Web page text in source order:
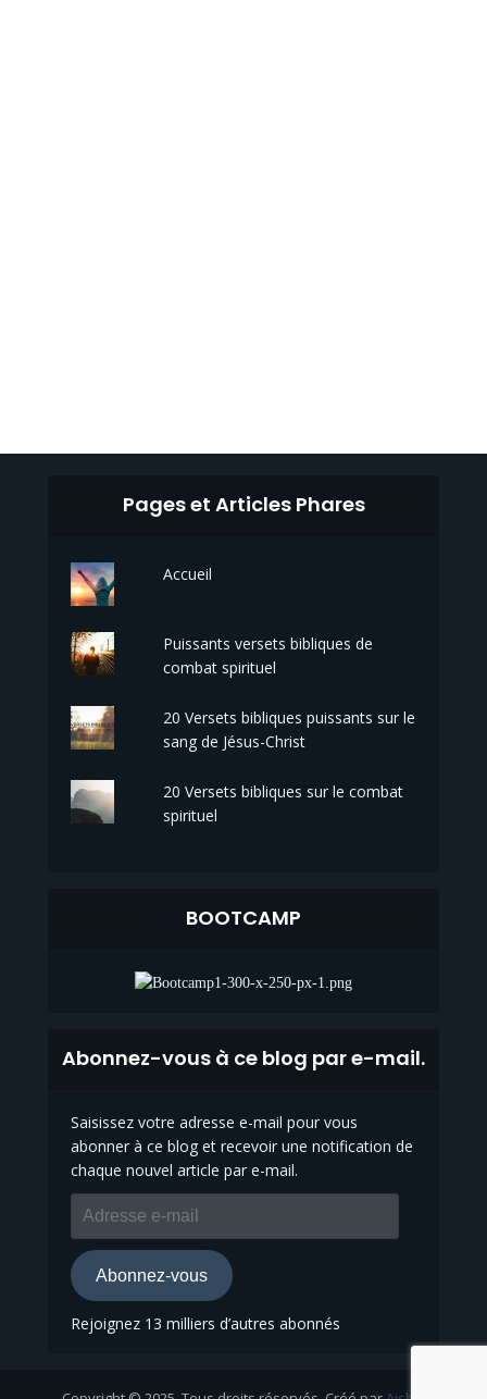
Pages et Articles Phares
Accueil
Puissants versets bibliques de
combat spirituel
20 Versets bibliques puissants sur le
sang de Jésus-Christ
20 Versets bibliques sur le combat
spirituel
BOOTCAMP
Abonnez-vous à ce blog par e-mail.
Saisissez votre adresse e-mail pour vous
abonner à ce blog et recevoir une notification de
chaque nouvel article par e-mail.
Adresse
e-
mail
Abonnez-vous
Rejoignez 13 milliers d’autres abonnés